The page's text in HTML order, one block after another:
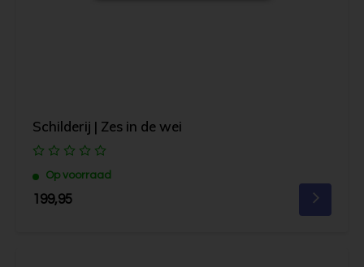
Schilderij | Zes in de wei
Op voorraad
199,95